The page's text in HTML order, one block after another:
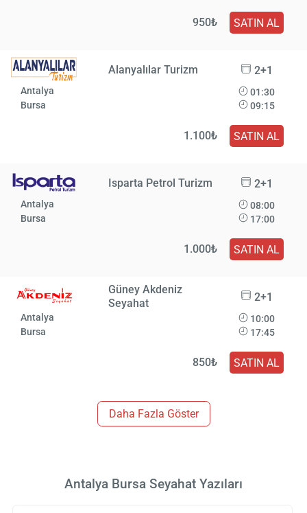
950₺ SATIN AL
Alanyalılar Turizm 2+1
Antalya
Bursa
01:30
09:15
1.100₺ SATIN AL
Isparta Petrol Turizm 2+1
Antalya
Bursa
08:00
17:00
1.000₺ SATIN AL
Güney Akdeniz
Seyahat
2+1
Antalya
Bursa
10:00
17:45
850₺ SATIN AL
Daha Fazla Göster
Antalya Bursa Seyahat Yazıları